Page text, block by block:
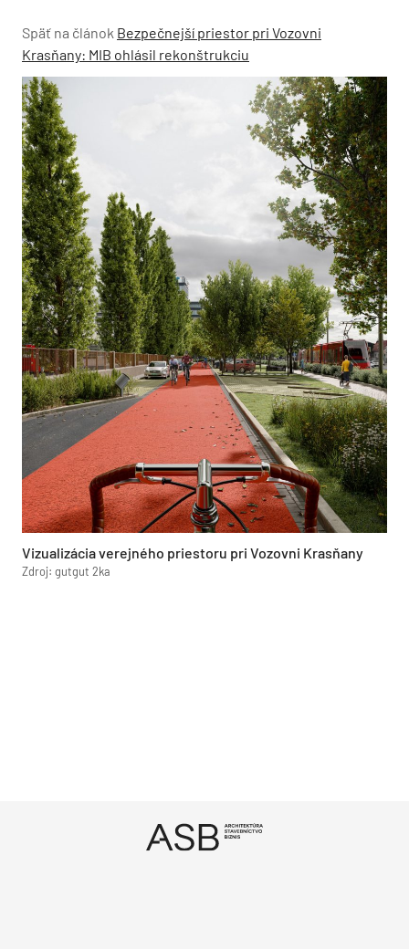
Späť na článok Bezpečnejší priestor pri Vozovni
Krasňany: MIB ohlásil rekonštrukciu
Vizualizácia verejného priestoru pri Vozovni Krasňany
Zdroj: gutgut 2ka